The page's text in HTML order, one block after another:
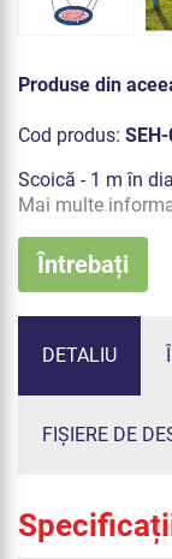
Produse din
Cod produs:
Scoică - 1 m în
Mai multe
Întrebați
DETALIU
FIȘIERE DE